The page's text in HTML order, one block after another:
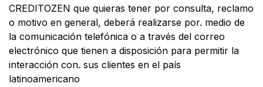
CREDITOZEN que quieras tener por consulta, reclamo
o motivo en general, deberá realizarse por. medio de
la comunicación telefónica o a través del correo
electrónico que tienen a disposición para permitir la
interacción con. sus clientes en el país
latinoamericano